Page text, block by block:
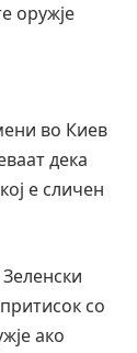
оружје
во Киев
дека
е сличен
со
ако